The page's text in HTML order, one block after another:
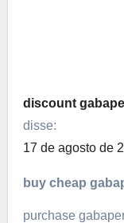
discount
disse:
17 de agosto de
buy cheap
purchase